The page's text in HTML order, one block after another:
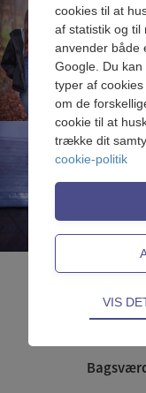
cookies til at
af statistik og til
anvender både
Google. Du
typer af
om de
cookie til at
trække dit
cookie-politik
Tekniske
ikke fravælges.
VIS